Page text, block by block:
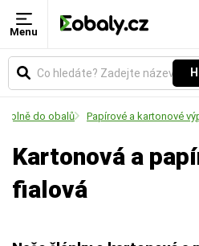
Menu
Výplně do obalů Papírové a kartonové
Kartonová a
fialová
Materiál
Zvolte typ materiálu podle
Barva
Vyberte si barevné
Certifikace FSC®